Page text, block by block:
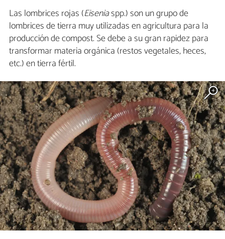
Las lombrices rojas (Eiseniaspp.) son un grupo de
lombrices de tierra muy utilizadas en agricultura para la
producción de compost. Se debe a su gran rapidez para
transformar materia orgánica (restos vegetales, heces,
etc.) en tierra fértil.